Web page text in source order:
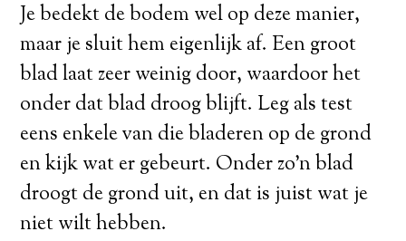
Je bedekt de bodem wel op deze manier,
maar je sluit hem eigenlijk af. Een groot
blad laat zeer weinig door, waardoor het
onder dat blad droog blijft. Leg als test
eens enkele van die bladeren op de grond
en kijk wat er gebeurt. Onder zo’n blad
droogt de grond uit, en dat is juist wat je
niet wilt hebben.